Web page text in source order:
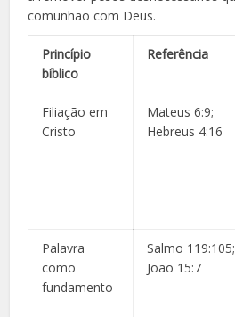
comunhão com Deus.
Princípio
bíblico
Referência
Filiação em
Cristo
Mateus 6:9;
Hebreus 4:16
Palavra
como
fundamento
Salmo 119:105;
João 15:7